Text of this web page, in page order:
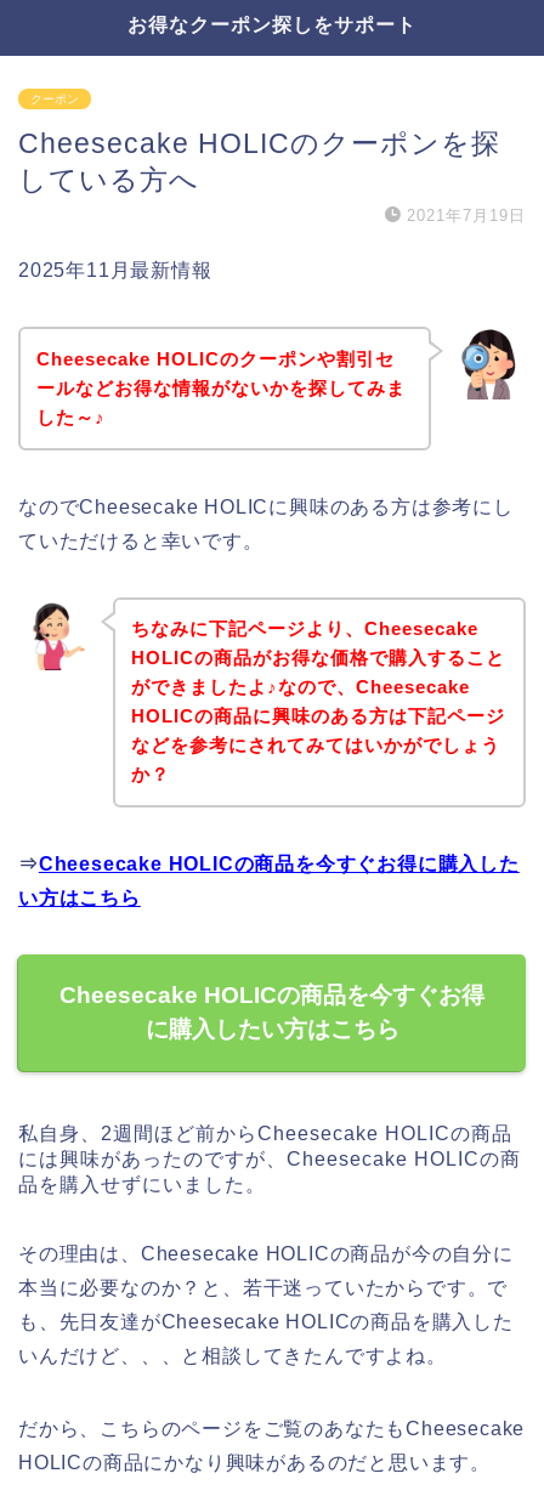
お得なクーポン探しをサポート
クーポン
Cheesecake HOLICのクーポンを探
している方へ
2021年7月19日
2025年11月最新情報
Cheesecake HOLICのクーポンや割引セ
ールなどお得な情報がないかを探してみま
した～♪
なのでCheesecake HOLICに興味のある方は参考にし
ていただけると幸いです。
ちなみに下記ページより、Cheesecake
HOLICの商品がお得な価格で購入すること
ができましたよ♪なので、Cheesecake
HOLICの商品に興味のある方は下記ページ
などを参考にされてみてはいかがでしょう
か？
⇒Cheesecake HOLICの商品を今すぐお得に購入した
い方はこちら
Cheesecake HOLICの商品を今すぐお得
に購入したい方はこちら
私自身、2週間ほど前からCheesecake HOLICの商品
には興味があったのですが、Cheesecake HOLICの商
品を購入せずにいました。
その理由は、Cheesecake HOLICの商品が今の自分に
本当に必要なのか？と、若干迷っていたからです。で
も、先日友達がCheesecake HOLICの商品を購入した
いんだけど、、、と相談してきたんですよね。
だから、こちらのページをご覧のあなたもCheesecake
HOLICの商品にかなり興味があるのだと思います。